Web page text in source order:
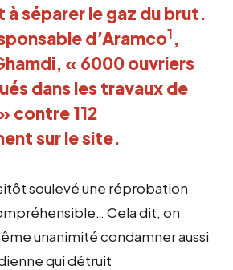
à séparer le gaz du brut.
d’Aramco1 ,
« 6000 ouvriers
dans les travaux de
contre 112
sur le site.
soulevé une réprobation
Cela dit, on
unanimité condamner aussi
qui détruit